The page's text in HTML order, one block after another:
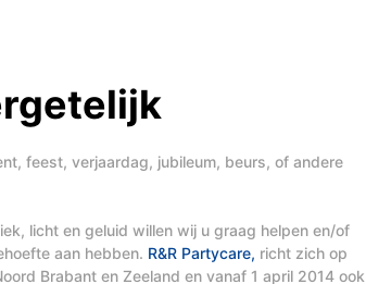
feest, verjaardag, jubileum, beurs, of andere
licht en geluid willen wij u graag helpen en/of
aan hebben. R&R Partycare, richt zich op
Brabant en Zeeland en vanaf 1 april 2014 ook